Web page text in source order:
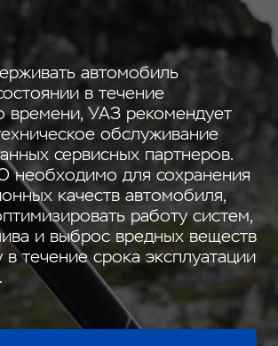
автомобиль
в течение
времени, УАЗ рекомендует
обслуживание
сервисных партнеров.
необходимо для сохранения
качеств автомобиля,
работу систем,
и выброс вредных веществ
течение срока эксплуатации